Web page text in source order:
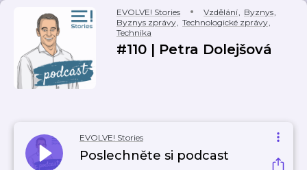
EVOLVE! Stories Vzdělání, Byznys,
Byznys zprávy, Technologické zprávy,
Technika
#110 | Petra Dolejšová
EVOLVE! Stories
Poslechněte si podcast